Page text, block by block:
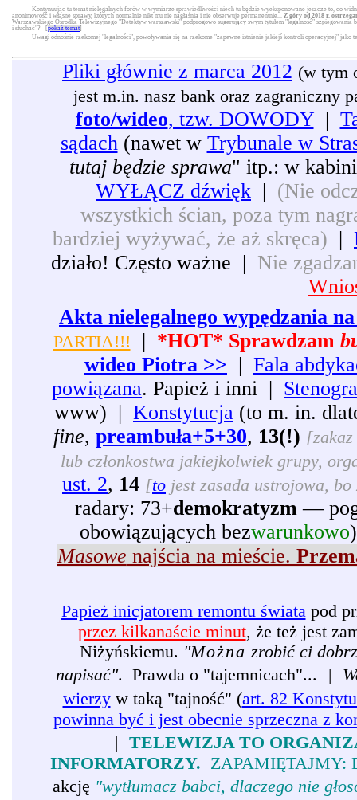
Kontynuując tu temat nielegalnych forów w wymiarze sprawiedliwości niech tu będzie wyeksponowane jeszcze to, co
anonimowość i własne sprawy, których normalnie nikt mu nie nagłaśnia i nie obserwuje permanentnie... Z góry od 2018 r.
Warszawskiego Ośrodka Telewizyjnego "Detektyw warszawski" podprogowo sugerujący swym tytułem "legalność"
i słuchać"? [pokaż temat]
Uwagi odnośnie rzekomej "legalności", powoływania się na rzekome "zapewne istnienie jakiejś kontroli operacyjnej" jako
Pliki głównie z marca 2012 (w tym
jest m.in. nasz bank oraz zagraniczny
foto/wideo, tzw. DOWODY|
sądach(nawet w Trybunale w
tutaj będzie sprawa" itp.: w
WYŁĄCZ dźwięk | (Nie
wszystkich ścian, poza tym
bardziej wyżywać, że aż skręca) |
działo! Często ważne | Nie
Akta nielegalnego wypędzania
PARTIA!!! | *HOT* Sprawdzam
wideo Piotra >> | Fala
powiązana. Papież i inni |
www) | Konstytucja (to m. in.
fine, preambuła+5+30, 13(!)
lub członkostwa jakiejkolwiek grupy,
ust. 2, 14 [to jest zasada ustrojowa,
radary: 73+demokratyzm—
obowiązujących bezwarunkowo
Masowe najścia na mieście.
Papież inicjatorem remontu światapod
przez kilkanaście minut, że też jest
Niżyńskiemu. "Można zrobić ci
napisać". Prawda o "tajemnicach"... |
wierzyw taką "tajność" (art. 82
powinna być i jest obecnie sprzeczna z
|
TELEWIZJA TO
INFORMATORZY. ZAPAMIĘTAJMY:
akcję "wytłumacz babci, dlaczego nie